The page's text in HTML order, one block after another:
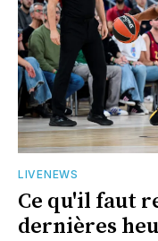
LIVENEWS
Ce qu'il faut
dernières